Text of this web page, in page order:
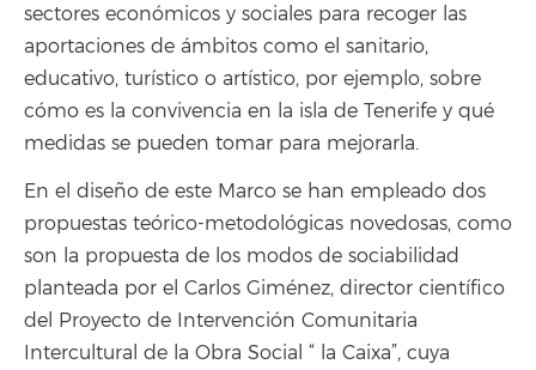
sectores económicos y sociales para recoger las
aportaciones de ámbitos como el sanitario,
educativo, turístico o artístico, por ejemplo, sobre
cómo es la convivencia en la isla de Tenerife y qué
medidas se pueden tomar para mejorarla.
En el diseño de este Marco se han empleado dos
propuestas teórico-metodológicas novedosas, como
son la propuesta de los modos de sociabilidad
planteada por el Carlos Giménez, director científico
del Proyecto de Intervención Comunitaria
Intercultural de la Obra Social “ la Caixa”, cuya